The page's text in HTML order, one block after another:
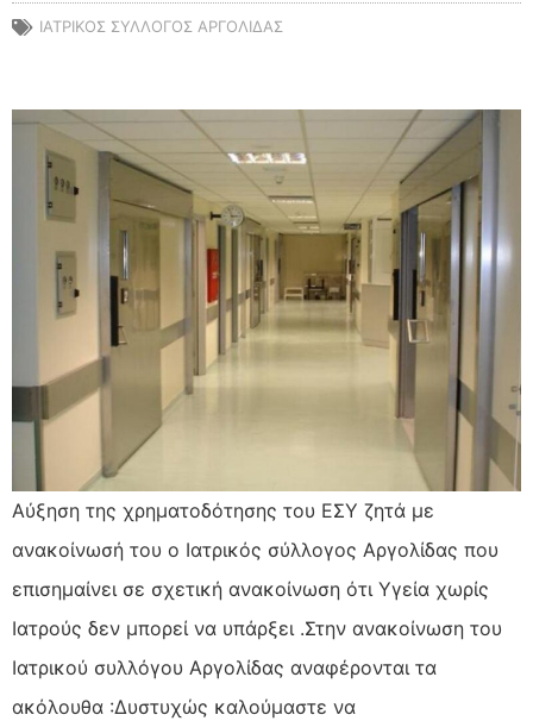
ΙΑΤΡΙΚΟΣ ΣΥΛΛΟΓΟΣ ΑΡΓΟΛΙΔΑΣ
Αύξηση της χρηματοδότησης του ΕΣΥ ζητά με
ανακοίνωσή του ο Ιατρικός σύλλογος Αργολίδας που
επισημαίνει σε σχετική ανακοίνωση ότι Υγεία χωρίς
Ιατρούς δεν μπορεί να υπάρξει .Στην ανακοίνωση του
Ιατρικού συλλόγου Αργολίδας αναφέρονται τα
ακόλουθα :Δυστυχώς καλούμαστε να